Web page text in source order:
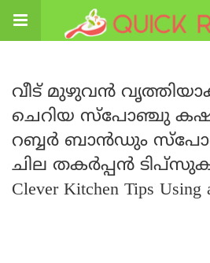
വീട് മുഴുവൻ
ചെറിയ സ്പോഞ്ചു
റബ്ബർ ബാൻഡും
ചില തകർപ്പൻ
Clever Kitchen Tips Using